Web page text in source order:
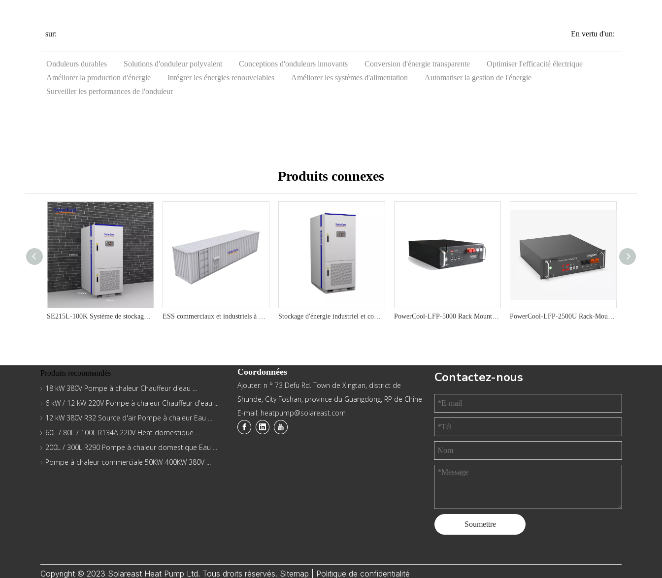
sur: En vertu d'un:
Onduleurs durables Solutions d'onduleur polyvalent Conceptions d'onduleurs innovants Conversion d'énergie transparente
Optimiser l'efficacité électrique
Améliorer la production d'énergie
Intégrer les énergies renouvelables Améliorer les systèmes d'alimentation
Automatiser la gestion de l'énergie
Surveiller les performances de l'onduleur
Produits connexes
SE215L-100K Système de stockage d'énergie commercial et industriel de la batterie | Solution BESS évolutive et efficace ESS commerciaux et industriels à grande échelle | Système de stockage d'énergie haute puissance pour des solutions de grille durables Stockage d'énergie industriel et commercial SE215L-100K PowerCool-LFP-5000 Rack MountEd ESS - Solution de stockage d'énergie efficace et évolutive PowerCool-LFP-2500U Rack-Mounted ESS - Advanced Lithium Battery Energy Storage à usage résidentiel et commercial
Produits recommandés
18 kW 380V Pompe à chaleur Chauffeur d'eau ...
6 kW / 12 kW 220V Pompe à chaleur Chauffeur d'eau ...
12 kW 380V R32 Source d'air Pompe à chaleur Eau ...
60L / 80L / 100L R134A 220V Heat domestique ...
200L / 300L R290 Pompe à chaleur domestique Eau ...
Pompe à chaleur commerciale 50KW-400KW 380V ...
Coordonnées
Ajouter: n ° 73 Defu Rd. Town de Xingtan, district de
Shunde, City Foshan, province du Guangdong, RP de Chine
E-mail: heatpump@solareast.com
Contactez-nous
Soumettre
Copyright © 2023 Solareast Heat Pump Ltd. Tous droits réservés. Sitemap Politique de confidentialité